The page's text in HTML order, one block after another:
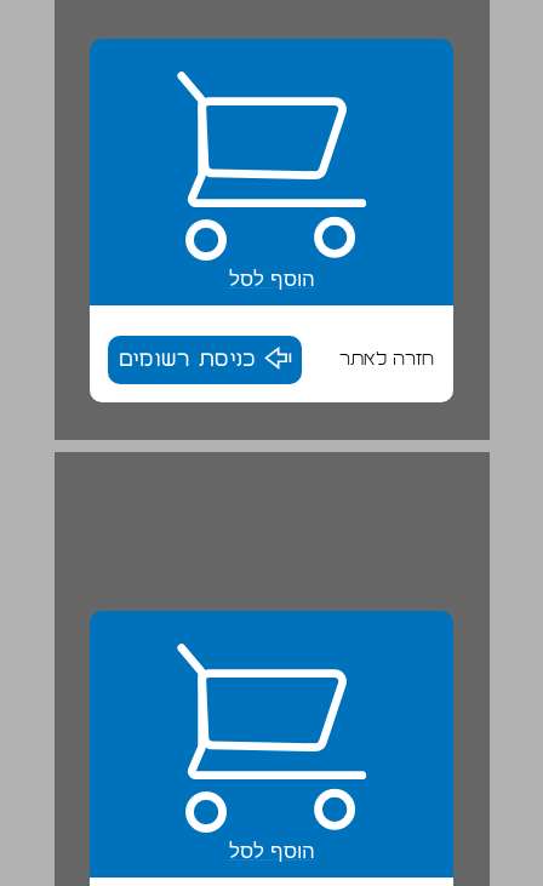
הוסף לסל
חזרה לאתר כניסת רשומים
הגופים במערכת השמש ... 22
הוסף לסל